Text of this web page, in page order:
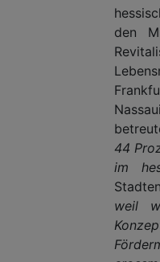
den
44
im
weil